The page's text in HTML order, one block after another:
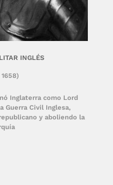
Inglaterra como Lord
Guerra Civil Inglesa,
y aboliendo la
INGLÉS